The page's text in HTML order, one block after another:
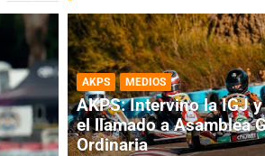
AKPS MEDIOS
AKPS: Intervino la IGJ
el llamado a Asamblea
Ordinaria